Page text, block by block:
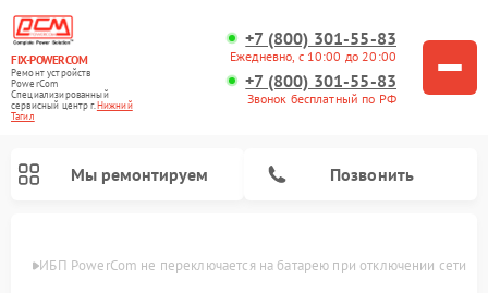
FIX-POWERCOM
Ремонт устройств
PowerCom
Специализированный
cервисный центр г.Нижний
Тагил
+7 (800) 301-55-83
Ежедневно, с 10:00 до 20:00
+7 (800) 301-55-83
Звонок бесплатный по РФ
Мы ремонтируем Позвонить
ИБП PowerCom не переключается на батарею при отключении сети